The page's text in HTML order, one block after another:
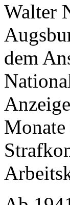
Walter
dem